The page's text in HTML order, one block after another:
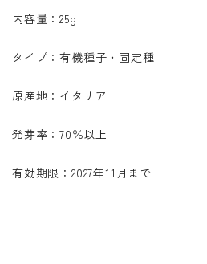
内容量：25g
タイプ：有機種子・固定種
原産地：イタリア
発芽率：70％以上
有効期限：2027年11月まで